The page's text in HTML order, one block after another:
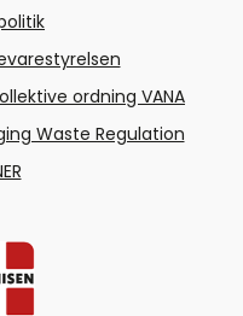
ordning VANA
Waste Regulation